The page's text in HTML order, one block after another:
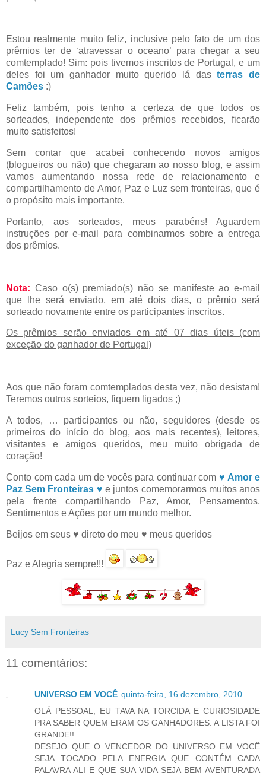
Estou realmente muito feliz, inclusive pelo fato de um dos
prêmios ter de ‘atravessar o oceano’ para chegar a seu
comtemplado! Sim: pois tivemos inscritos de Portugal, e um
deles foi um ganhador muito querido lá dasterras de
Camões :)
Feliz também, pois tenho a certeza de que todos os
sorteados, independente dos prêmios recebidos, ficarão
muito satisfeitos!
Sem contar que acabei conhecendo novos amigos
(blogueiros ou não) que chegaram ao nosso blog, e assim
vamos aumentando nossa rede de relacionamento e
compartilhamento de Amor, Paz e Luz sem fronteiras, que é
o propósito mais importante.
Portanto, aos sorteados, meus parabéns! Aguardem
instruções por e-mail para combinarmos sobre a entrega
dos prêmios.
Nota: Caso o(s) premiado(s) não se manifeste ao e-mail
que lhe será enviado, em até dois dias, o prêmio será
sorteado novamente entre os participantes inscritos.
Os prêmios serão enviados em até 07 dias úteis (com
exceção do ganhador de Portugal)
Aos que não foram comtemplados desta vez, não desistam!
Teremos outros sorteios, fiquem ligados ;)
A todos, … participantes ou não, seguidores (desde os
primeiros do início do blog, aos mais recentes), leitores,
visitantes e amigos queridos, meu muito obrigada de
coração!
Conto com cada um de vocês para continuar com ♥ Amor e
Paz Sem Fronteiras ♥ e juntos comemorarmos muitos anos
pela frente compartilhando Paz, Amor, Pensamentos,
Sentimentos e Ações por um mundo melhor.
Beijos em seus ♥ direto do meu ♥ meus queridos
Paz e Alegria sempre!!!
Lucy Sem Fronteiras
11 comentários:
UNIVERSO EM VOCÊ quinta-feira, 16 dezembro, 2010
OLÁ PESSOAL, EU TAVA NA TORCIDA E CURIOSIDADE
PRA SABER QUEM ERAM OS GANHADORES. A LISTA FOI
GRANDE!!
DESEJO QUE O VENCEDOR DO UNIVERSO EM VOCÊ
SEJA TOCADO PELA ENERGIA QUE CONTÉM CADA
PALAVRA ALI E QUE SUA VIDA SEJA BEM AVENTURADA